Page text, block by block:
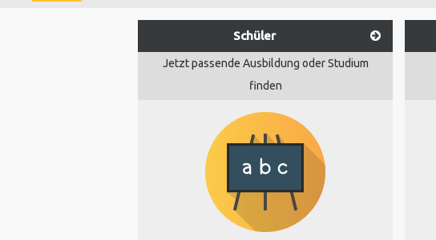
Schüler
Jetzt passende Ausbildung oder Studium
finden